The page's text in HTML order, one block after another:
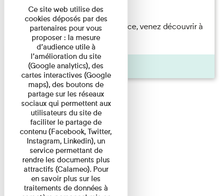
Du 23/08/2026 au 23/08/2026
Accompagnés par une médiatrice, venez découvrir à
travers une visite du ...
Agenda
Ce site web utilise des
cookies déposés par des
partenaires pour vous
proposer : la mesure
d’audience utile à
l’amélioration du site
(Google analytics), des
cartes interactives (Google
maps), des boutons de
partage sur les réseaux
sociaux qui permettent aux
utilisateurs du site de
faciliter le partage de
contenu (Facebook, Twitter,
Instagram, Linkedin), un
service permettant de
rendre les documents plus
attractifs (Calameo). Pour
en savoir plus sur les
traitements de données à